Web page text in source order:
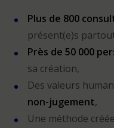
Plus de 800
présent(e)s
Près de 50 000
sa création,
Des valeurs
non-jugement,
Une méthode